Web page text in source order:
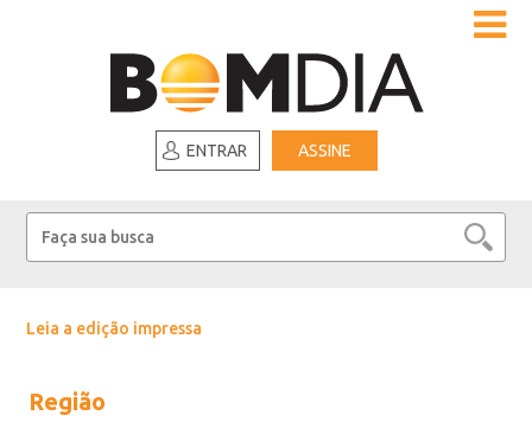
ENTRAR ASSINE
Leia a edição impressa
Região